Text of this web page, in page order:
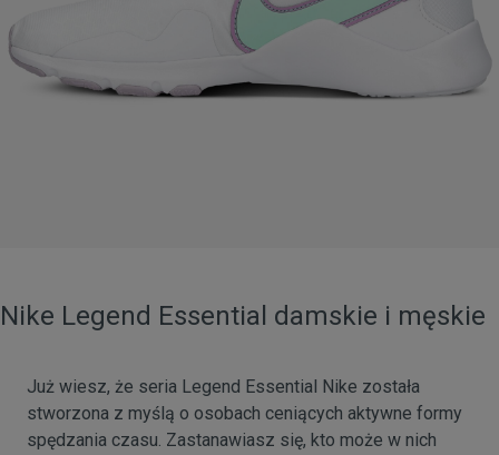
Nike Legend Essential damskie i męskie
Już wiesz, że seria Legend Essential Nike została
stworzona z myślą o osobach ceniących aktywne formy
spędzania czasu. Zastanawiasz się, kto może w nich